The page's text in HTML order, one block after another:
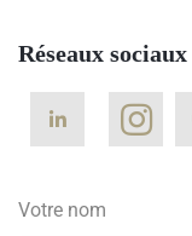
Réseaux sociaux
Votre nom